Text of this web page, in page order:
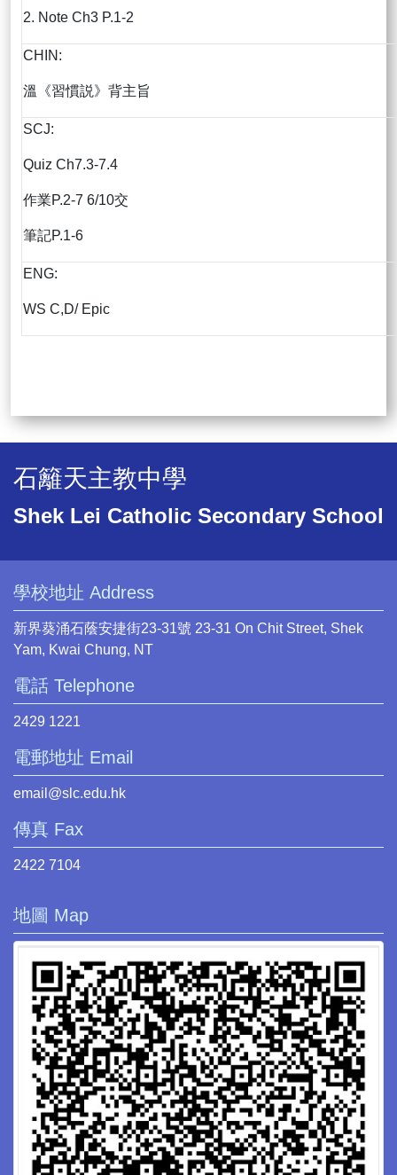
2. Note Ch3 P.1-2
CHIN:
溫《習慣説》背主旨
SCJ:
Quiz Ch7.3-7.4
作業P.2-7 6/10交
筆記P.1-6
ENG:
WS C,D/ Epic
石籬天主教中學
Shek Lei Catholic Secondary School
學校地址 Address
新界葵涌石蔭安捷街23-31號 23-31 On Chit Street, Shek
Yam, Kwai Chung, NT
電話 Telephone
2429 1221
電郵地址 Email
email@slc.edu.hk
傳真 Fax
2422 7104
地圖 Map